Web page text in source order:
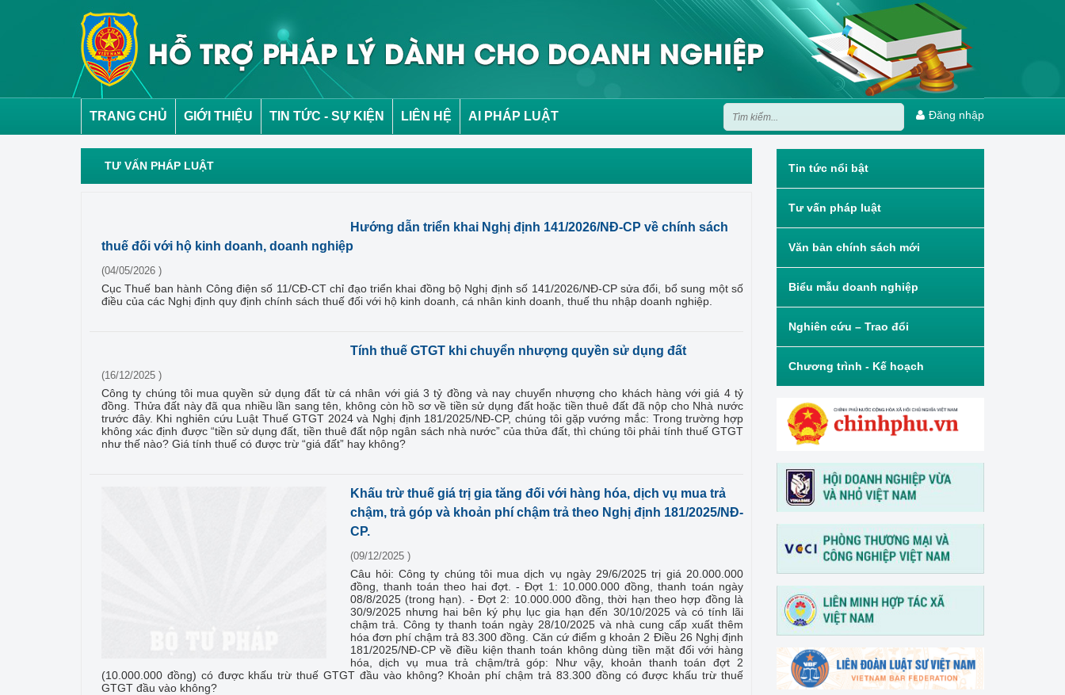
TRANG CHỦ GIỚI THIỆU TIN TỨC - SỰ KIỆN LIÊN HỆ AI PHÁP LUẬT Đăng nhập
TƯ VẤN PHÁP LUẬT
Hướng dẫn triển khai Nghị định 141/2026/NĐ-CP về chính sách
thuế đối với hộ kinh doanh, doanh nghiệp
(04/05/2026 )
Cục Thuế ban hành Công điện số 11/CĐ-CT chỉ đạo triển khai đồng bộ Nghị định số 141/2026/NĐ-CP sửa đổi, bổ sung một số
điều của các Nghị định quy định chính sách thuế đối với hộ kinh doanh, cá nhân kinh doanh, thuế thu nhập doanh nghiệp.
Tính thuế GTGT khi chuyển nhượng quyền sử dụng đất
(16/12/2025 )
Công ty chúng tôi mua quyền sử dụng đất từ cá nhân với giá 3 tỷ đồng và nay chuyển nhượng cho khách hàng với giá 4 tỷ
đồng. Thửa đất này đã qua nhiều lần sang tên, không còn hồ sơ về tiền sử dụng đất hoặc tiền thuê đất đã nộp cho Nhà nước
trước đây. Khi nghiên cứu Luật Thuế GTGT 2024 và Nghị định 181/2025/NĐ-CP, chúng tôi gặp vướng mắc: Trong trường hợp
không xác định được “tiền sử dụng đất, tiền thuê đất nộp ngân sách nhà nước” của thửa đất, thì chúng tôi phải tính thuế GTGT
như thế nào? Giá tính thuế có được trừ “giá đất” hay không?
Khấu trừ thuế giá trị gia tăng đối với hàng hóa, dịch vụ mua trả
chậm, trả góp và khoản phí chậm trả theo Nghị định 181/2025/NĐ-
CP.
(09/12/2025 )
Câu hỏi: Công ty chúng tôi mua dịch vụ ngày 29/6/2025 trị giá 20.000.000
đồng, thanh toán theo hai đợt. - Đợt 1: 10.000.000 đồng, thanh toán ngày
08/8/2025 (trong hạn). - Đợt 2: 10.000.000 đồng, thời hạn theo hợp đồng là
30/9/2025 nhưng hai bên ký phụ lục gia hạn đến 30/10/2025 và có tính lãi
chậm trả. Công ty thanh toán ngày 28/10/2025 và nhà cung cấp xuất thêm
hóa đơn phí chậm trả 83.300 đồng. Căn cứ điểm g khoản 2 Điều 26 Nghị định
181/2025/NĐ-CP về điều kiện thanh toán không dùng tiền mặt đối với hàng
hóa, dịch vụ mua trả chậm/trả góp: Như vậy, khoản thanh toán đợt 2
(10.000.000 đồng) có được khấu trừ thuế GTGT đầu vào không? Khoản phí chậm trả 83.300 đồng có được khấu trừ thuế
GTGT đầu vào không?
Tin tức nổi bật
Tư vấn pháp luật
Văn bản chính sách mới
Biểu mẫu doanh nghiệp
Nghiên cứu – Trao đổi
Chương trình - Kế hoạch